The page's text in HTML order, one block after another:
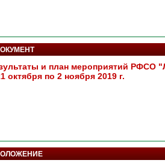
и план мероприятий
октября по 2 ноября 2019 г.